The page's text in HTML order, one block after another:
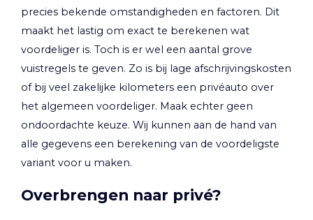
precies bekende omstandigheden en factoren. Dit
maakt het lastig om exact te berekenen wat
voordeliger is. Toch is er wel een aantal grove
vuistregels te geven. Zo is bij lage afschrijvingskosten
of bij veel zakelijke kilometers een privéauto over
het algemeen voordeliger. Maak echter geen
ondoordachte keuze. Wij kunnen aan de hand van
alle gegevens een berekening van de voordeligste
variant voor u maken.
Overbrengen naar privé?